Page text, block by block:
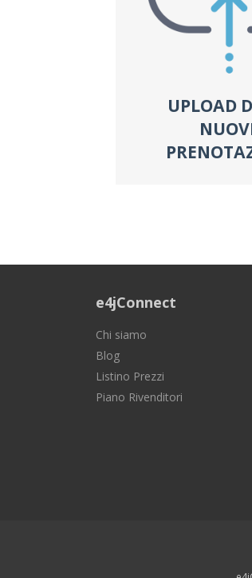
UPLOAD
e4jConnect
Chi siamo
Blog
Listino Prezzi
Piano Rivenditori